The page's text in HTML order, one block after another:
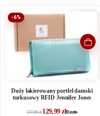
-6%
Duży lakierowany portfel damski
turkusowy RFID Jennifer Jones
137,99zł 129,99złBrutto